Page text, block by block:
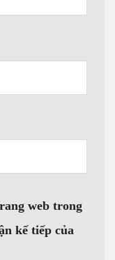
web trong
kế tiếp của